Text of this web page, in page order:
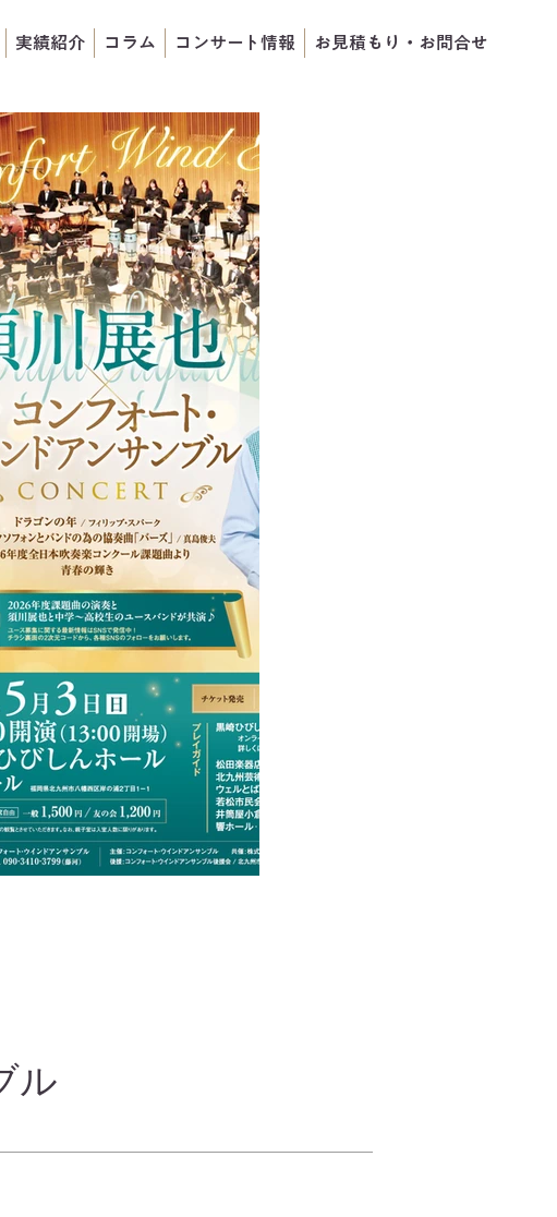
実績紹介 コラム コンサート情報 お見積もり・お問合せ
ル